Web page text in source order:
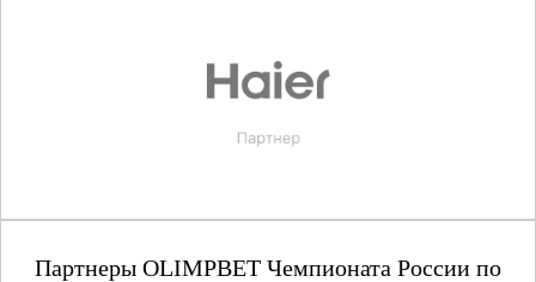
Партнеры OLIMPBET Чемпионата России по